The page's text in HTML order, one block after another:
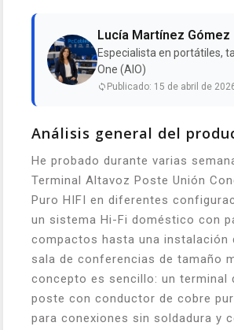
Lucía Martínez Gómez
Especialista en portátiles,
One (AIO)
Publicado: 15 de abril de
Análisis general del
He probado durante varias
Terminal Altavoz Poste Unión
Puro HIFI en diferentes
un sistema Hi-Fi doméstico con
compactos hasta una instalación
sala de conferencias de tamaño
concepto es sencillo: un terminal
poste con conductor de cobre
para conexiones sin soldadura y